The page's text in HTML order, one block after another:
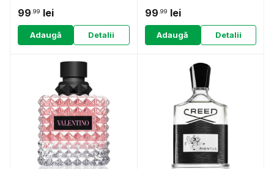
99 .99 lei
Adaugă Detalii
99 .99 lei
Adaugă Detalii